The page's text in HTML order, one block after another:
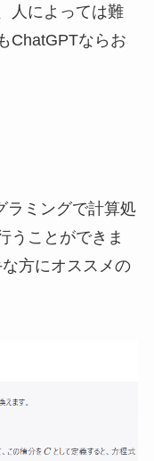
人によっては難
ChatGPTならお
ラミングで計算処
うことができま
方にオススメの